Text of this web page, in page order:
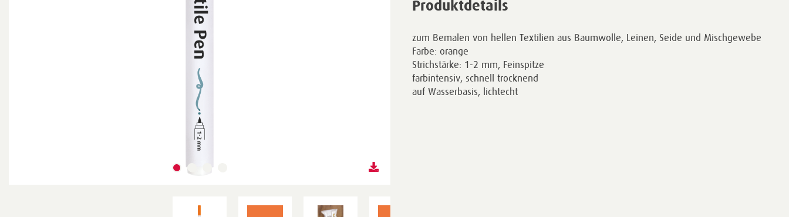
Produktdetails
zum Bemalen von hellen Textilien aus Baumwolle, Leinen, Seide und Mischgewebe
Farbe: orange
Strichstärke: 1-2 mm, Feinspitze
farbintensiv, schnell trocknend
auf Wasserbasis, lichtecht